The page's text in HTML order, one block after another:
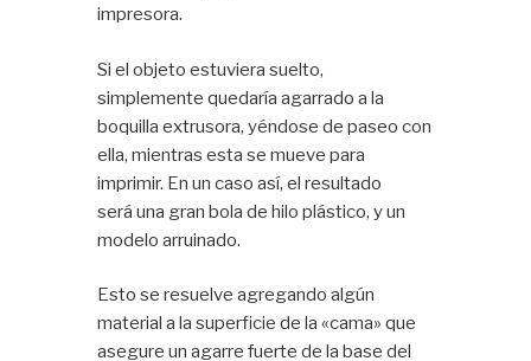
impresora.
Si el objeto estuviera suelto,
simplemente quedaría agarrado a la
boquilla extrusora, yéndose de paseo con
ella, mientras esta se mueve para
imprimir. En un caso así, el resultado
será una gran bola de hilo plástico, y un
modelo arruinado.
Esto se resuelve agregando algún
material a la superficie de la «cama» que
asegure un agarre fuerte de la base del